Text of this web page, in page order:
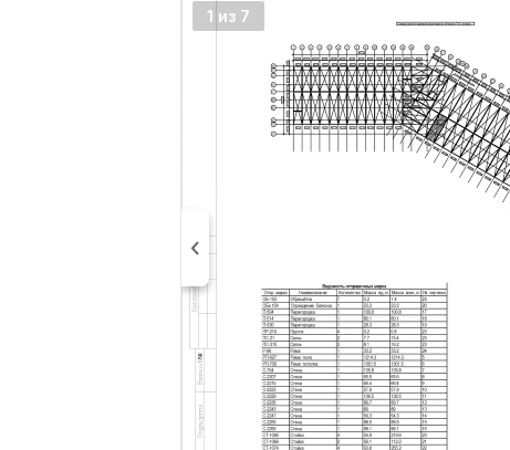
1 из 7